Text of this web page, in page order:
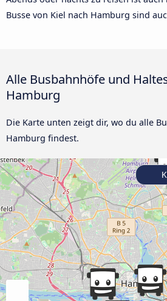
Busse von Kiel nach Hamburg sind
Alle Busbahnhöfe und
Hamburg
Die Karte unten zeigt dir, wo du alle
Hamburg findest.